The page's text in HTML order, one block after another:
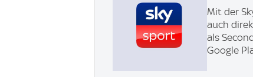
Mit der
auch
als
Google